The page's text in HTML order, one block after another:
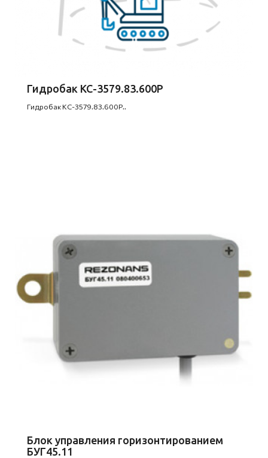
Гидробак КС-3579.83.600Р
Гидробак КС-3579.83.600Р..
Блок управления горизонтированием
БУГ45.11